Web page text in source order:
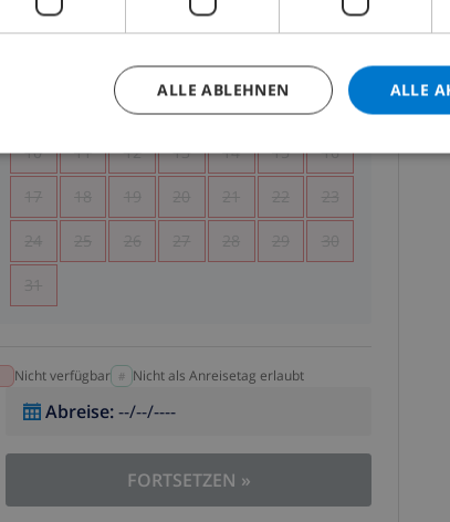
MO. DO.
1
5 6 7 8 9
10 11 12 13 14 15 16
17 18 19 20 21 22 23
24 25 26 27 28 29 30
31
Nicht verfügbar Nicht als Anreisetag erlaubt
Abreise:--/--/----
FORTSETZEN »
ALLE
ALLE ABLEHNEN